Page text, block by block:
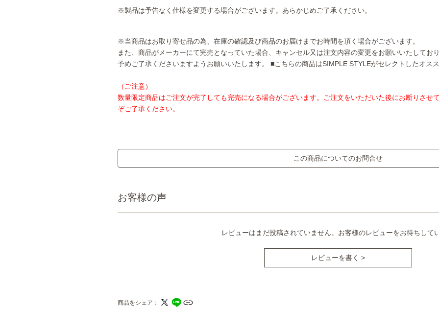
※製品は予告なく仕様を変更する場合がございます。あらかじめご了承ください。
※当商品はお取り寄せ品の為、在庫の確認及び商品のお届けまでお時間を頂く場合がございます。
また、商品がメーカーにて完売となっていた場合、キャンセル又は注文内容の変更をお願いいたしてお
予めご了承くださいますようお願いいたします。 ■こちらの商品はSIMPLE STYLEがセレクトしたオス
（ご注意）
数量限定商品はご注文が完了しても完売になる場合がございます。ご注文をいただいた後にお断りさせ
ぞご了承ください。
この商品についてのお問合せ
お客様の声
レビューはまだ投稿されていません。お客様のレビューをお待ちして
レビューを書く >
商品をシェア